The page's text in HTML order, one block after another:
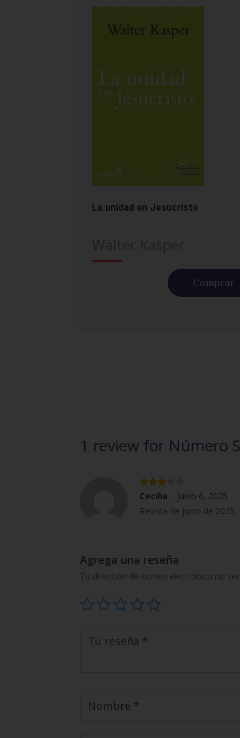
La unidad en Jesucristo
Comprar
1 review for Número
Valorad
o con
3de 5
Cecilia – junio 6, 2025
Revista de junio de 2025
Agrega una reseña
Tu dirección de correo electrónico no